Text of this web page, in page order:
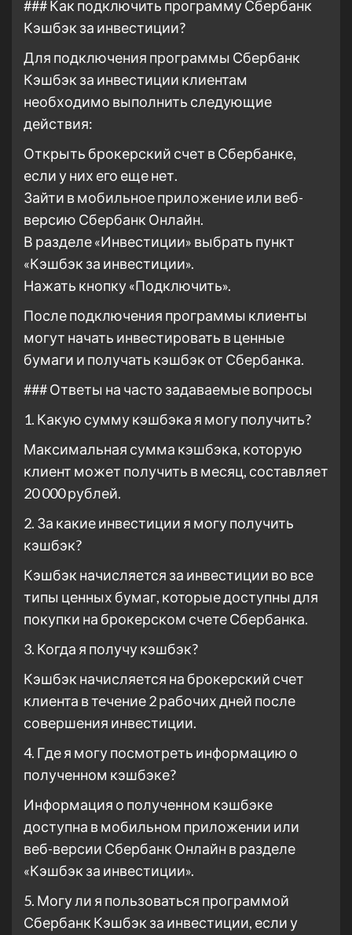
### Как подключить программу Сбербанк
Кэшбэк за инвестиции?
Для подключения программы Сбербанк
Кэшбэк за инвестиции клиентам
необходимо выполнить следующие
действия:
Открыть брокерский счет в Сбербанке,
если у них его еще нет.
Зайти в мобильное приложение или веб-
версию Сбербанк Онлайн.
В разделе «Инвестиции» выбрать пункт
«Кэшбэк за инвестиции».
Нажать кнопку «Подключить».
После подключения программы клиенты
могут начать инвестировать в ценные
бумаги и получать кэшбэк от Сбербанка.
### Ответы на часто задаваемые вопросы
1. Какую сумму кэшбэка я могу получить?
Максимальная сумма кэшбэка, которую
клиент может получить в месяц, составляет
20 000 рублей.
2. За какие инвестиции я могу получить
кэшбэк?
Кэшбэк начисляется за инвестиции во все
типы ценных бумаг, которые доступны для
покупки на брокерском счете Сбербанка.
3. Когда я получу кэшбэк?
Кэшбэк начисляется на брокерский счет
клиента в течение 2 рабочих дней после
совершения инвестиции.
4. Где я могу посмотреть информацию о
полученном кэшбэке?
Информация о полученном кэшбэке
доступна в мобильном приложении или
веб-версии Сбербанк Онлайн в разделе
«Кэшбэк за инвестиции».
5. Могу ли я пользоваться программой
Сбербанк Кэшбэк за инвестиции, если у